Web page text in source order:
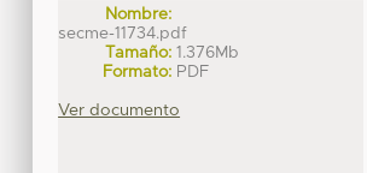
Nombre:
secme-11734.pdf
Tamaño: 1.376Mb
Formato: PDF
Ver documento